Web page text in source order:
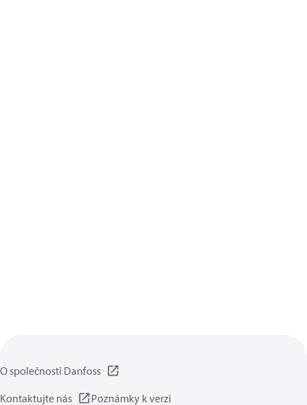
O společnosti Danfoss
Kontaktujte nás
Poznámky k verzi